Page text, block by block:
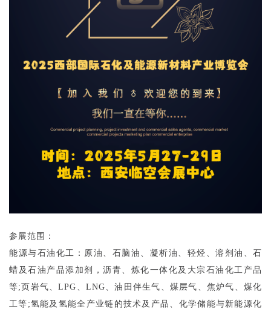
参展范围：
能源与石油化工： 原油、石脑油、凝析油、轻烃、溶剂油、石
蜡及石油产品添加剂，沥青、炼化一体化及大宗石油化工产品
等;页岩气、LPG、LNG、油田伴生气、煤层气、焦炉气、煤化
工等;氢能及氢能全产业链的技术及产品、化学储能与新能源化